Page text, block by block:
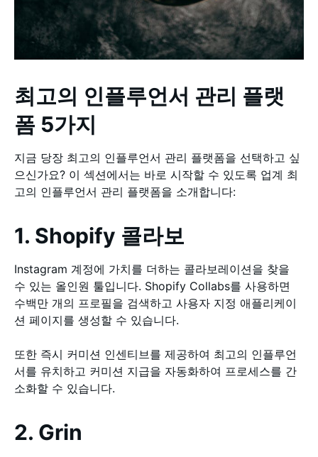
최고의 인플루언서 관리 플랫
폼 5가지
지금 당장 최고의 인플루언서 관리 플랫폼을 선택하고 싶
으신가요? 이 섹션에서는 바로 시작할 수 있도록 업계 최
고의 인플루언서 관리 플랫폼을 소개합니다:
1. Shopify 콜라보
Instagram 계정에 가치를 더하는 콜라보레이션을 찾을
수 있는 올인원 툴입니다. Shopify Collabs를 사용하면
수백만 개의 프로필을 검색하고 사용자 지정 애플리케이
션 페이지를 생성할 수 있습니다.
또한 즉시 커미션 인센티브를 제공하여 최고의 인플루언
서를 유치하고 커미션 지급을 자동화하여 프로세스를 간
소화할 수 있습니다.
2. Grin